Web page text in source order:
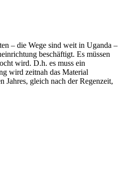
– die Wege sind weit in Uganda –
beschäftigt. Es müssen
wird. D.h. es muss ein
wird zeitnah das Material
gleich nach der Regenzeit,